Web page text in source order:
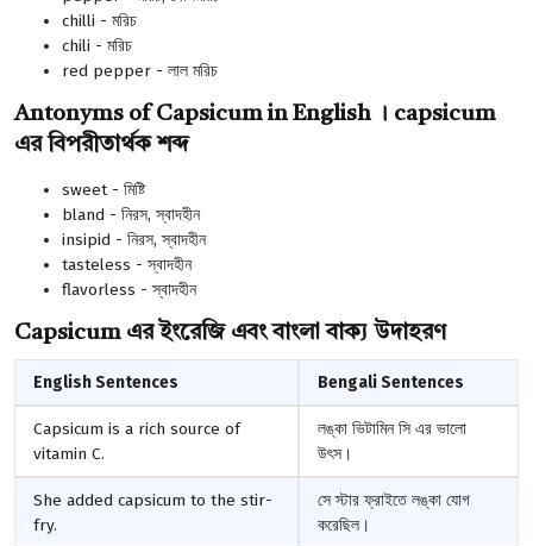
chilli - মরিচ
chili - মরিচ
red pepper - লাল মরিচ
Antonyms of Capsicum in English । capsicum
এর বিপরীতার্থক শব্দ
sweet - মিষ্টি
bland - নিরস, স্বাদহীন
insipid - নিরস, স্বাদহীন
tasteless - স্বাদহীন
flavorless - স্বাদহীন
Capsicum এর ইংরেজি এবং বাংলা বাক্য উদাহরণ
English Sentences Bengali Sentences
Capsicum is a rich source of
vitamin C.
লঙ্কা ভিটামিন সি এর ভালো
উৎস।
She added capsicum to the stir-
fry.
সে স্টার ফ্রাইতে লঙ্কা যোগ
করেছিল।